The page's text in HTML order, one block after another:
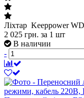
Ліхтар Keeppower
2 025 грн. за 1 шт
В наличии
-